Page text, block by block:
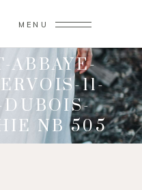
MENU
ABBAYE-
11-
DUBOIS-
NB 505